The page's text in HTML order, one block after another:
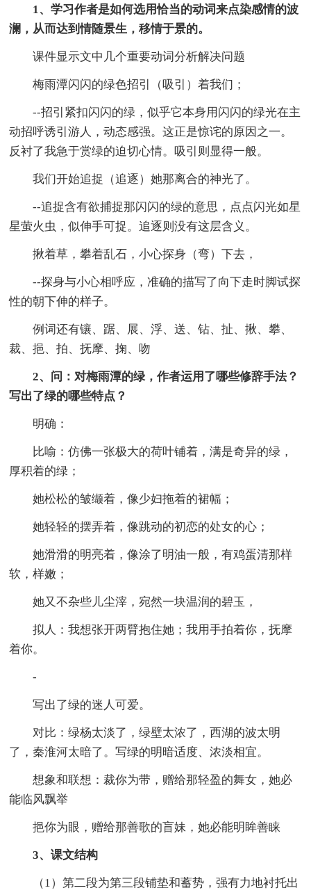
1、学习作者是如何选用恰当的动词来点染感情的波
澜，从而达到情随景生，移情于景的。
课件显示文中几个重要动词分析解决问题
梅雨潭闪闪的绿色招引（吸引）着我们；
--招引紧扣闪闪的绿，似乎它本身用闪闪的绿光在主
动招呼诱引游人，动态感强。这正是惊诧的原因之一。
反衬了我急于赏绿的迫切心情。吸引则显得一般。
我们开始追捉（追逐）她那离合的神光了。
--追捉含有欲捕捉那闪闪的绿的意思，点点闪光如星
星萤火虫，似伸手可捉。追逐则没有这层含义。
揪着草，攀着乱石，小心探身（弯）下去，
--探身与小心相呼应，准确的描写了向下走时脚试探
性的朝下伸的样子。
例词还有镶、踞、展、浮、送、钻、扯、揪、攀、
裁、挹、拍、抚摩、掬、吻
2、问：对梅雨潭的绿，作者运用了哪些修辞手法？
写出了绿的哪些特点？
明确：
比喻：仿佛一张极大的荷叶铺着，满是奇异的绿，
厚积着的绿；
她松松的皱缬着，像少妇拖着的裙幅；
她轻轻的摆弄着，像跳动的初恋的处女的心；
她滑滑的明亮着，像涂了明油一般，有鸡蛋清那样
软，样嫩；
她又不杂些儿尘滓，宛然一块温润的碧玉，
拟人：我想张开两臂抱住她；我用手拍着你，抚摩
着你。
-
写出了绿的迷人可爱。
对比：绿杨太淡了，绿壁太浓了，西湖的波太明
了，秦淮河太暗了。写绿的明暗适度、浓淡相宜。
想象和联想：裁你为带，赠给那轻盈的舞女，她必
能临风飘举
挹你为眼，赠给那善歌的盲妹，她必能明眸善睐
3、课文结构
（1）第二段为第三段铺垫和蓄势，强有力地衬托出